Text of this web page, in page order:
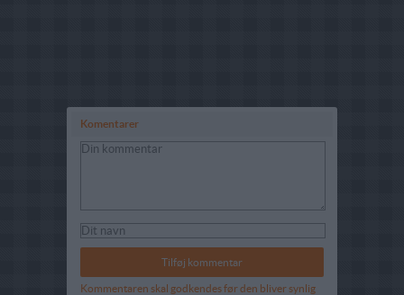
Komentarer
Kommentaren skal godkendes før den bliver synlig